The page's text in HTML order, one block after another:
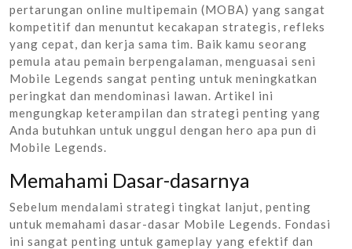
pertarungan online multipemain (MOBA) yang sangat
kompetitif dan menuntut kecakapan strategis, refleks
yang cepat, dan kerja sama tim. Baik kamu seorang
pemula atau pemain berpengalaman, menguasai seni
Mobile Legends sangat penting untuk meningkatkan
peringkat dan mendominasi lawan. Artikel ini
mengungkap keterampilan dan strategi penting yang
Anda butuhkan untuk unggul dengan hero apa pun di
Mobile Legends.
Memahami Dasar-dasarnya
Sebelum mendalami strategi tingkat lanjut, penting
untuk memahami dasar-dasar Mobile Legends. Fondasi
ini sangat penting untuk gameplay yang efektif dan